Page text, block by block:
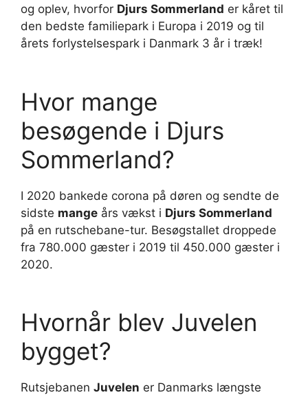
og oplev, hvorfor Djurs Sommerland er kåret til
den bedste familiepark i Europa i 2019 og til
årets forlystelsespark i Danmark 3 år i træk!
Hvor mange
besøgende i Djurs
Sommerland?
I 2020 bankede corona på døren og sendte de
sidste mange års vækst i Djurs Sommerland
på en rutschebane-tur. Besøgstallet droppede
fra 780.000 gæster i 2019 til 450.000 gæster i
2020.
Hvornår blev Juvelen
bygget?
Rutsjebanen Juvelen er Danmarks længste